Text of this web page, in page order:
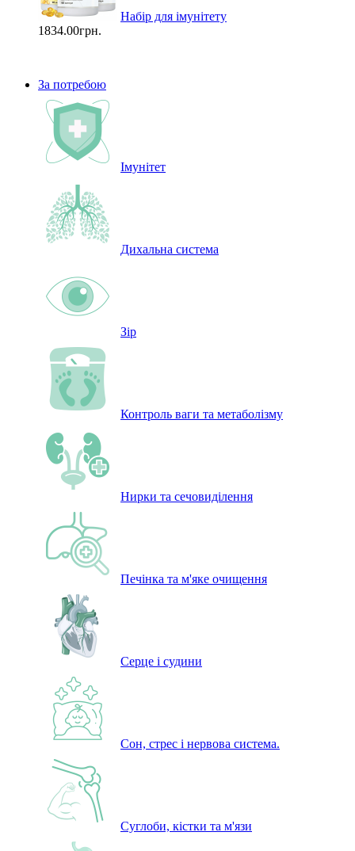
Набір для імунітету
1834.00грн.
За потребою
Імунітет
Дихальна система
Зір
Контроль ваги та метаболізму
Нирки та сечовиділення
Печінка та м'яке очищення
Серце і судини
Сон, стрес і нервова система.
Суглоби, кістки та м'язи